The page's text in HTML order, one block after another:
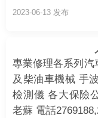
2023-06-13 发布
專業修理各系列汽
及柴油車機械 手
檢測儀 各大保險
老蘇 電話